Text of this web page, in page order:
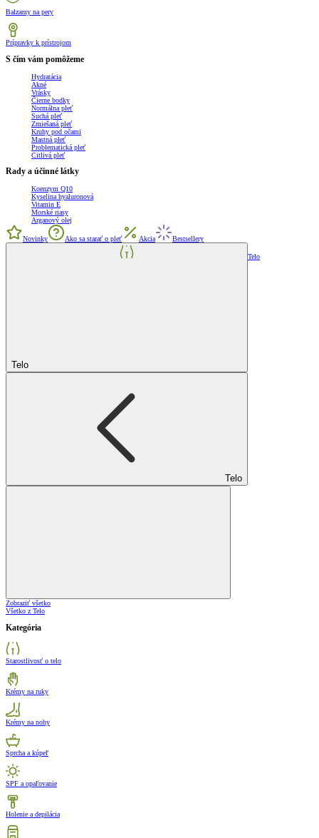
Balzamy na pery
Prípravky k prístrojom
S čím vám pomôžeme
Hydratácia
Akné
Vrásky
Čierne bodky
Normálna pleť
Suchá pleť
Zmiešaná pleť
Kruhy pod očami
Mastná pleť
Problematická pleť
Citlivá pleť
Rady a účinné látky
Koenzym Q10
Kyselina hyaluronová
Vitamin E
Morské riasy
Arganový olej
Novinky Ako sa starať o pleť Akcia Bestsellery
Telo
Telo
Telo
Zobraziť všetko
Všetko z Telo
Kategória
Starostlivosť o telo
Krémy na ruky
Krémy na nohy
Sprcha a kúpeľ
SPF a opaľovanie
Holenie a depilácia